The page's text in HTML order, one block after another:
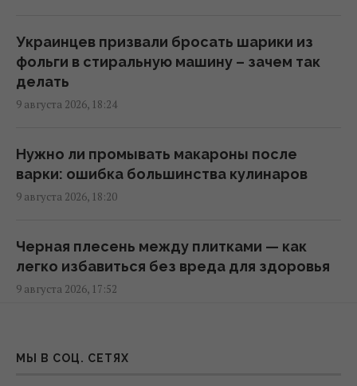
Украина из просителя помощи
превратилась в образцового союзника
Правда ли салат полезнее бутерброда:
В 1946 году люди послали сигнал на Луну:
Украинцев призвали бросать шарики из
фольги в стиральную машину – зачем так
делать
9 августа 2026, 18:24
Нужно ли промывать макароны после
варки: ошибка большинства кулинаров
9 августа 2026, 18:20
Черная плесень между плитками — как
легко избавиться без вреда для здоровья
9 августа 2026, 17:52
будет конец лета и сентябрь в Украине
МЫ В СОЦ. СЕТЯХ